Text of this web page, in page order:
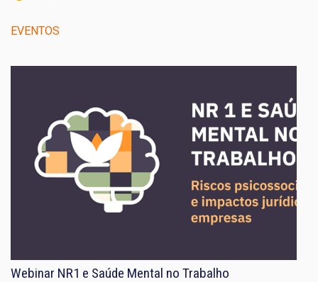
EVENTOS
Webinar NR1 e Saúde Mental no Trabalho